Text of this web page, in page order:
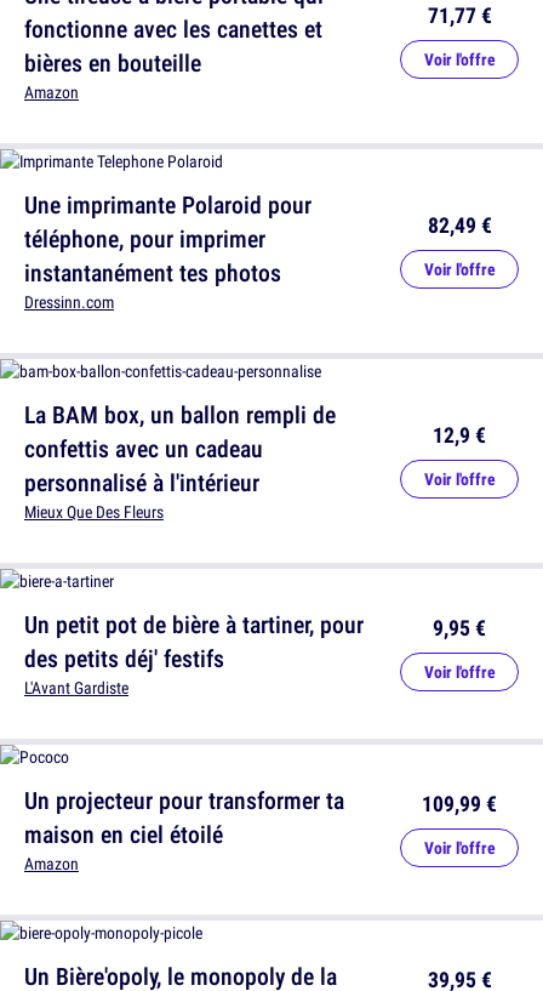
Une imprimante Polaroid pour
téléphone, pour imprimer
instantanément tes photos
Dressinn.com
82,49 €
Voir l'offre
Un petit pot de bière à tartiner, pour
des petits déj' festifs
L'Avant Gardiste
9,95 €
Voir l'offre
Un Bière'opoly, le monopoly de la 39,95 €
fonctionne avec les canettes et
bières en bouteille
Amazon
71,77 €
Voir l'offre
La BAM box, un ballon rempli de
confettis avec un cadeau
personnalisé à l'intérieur
Mieux Que Des Fleurs
12,9 €
Voir l'offre
Un projecteur pour transformer ta
maison en ciel étoilé
Amazon
109,99 €
Voir l'offre